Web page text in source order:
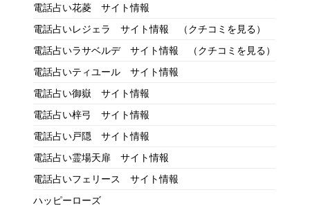
電話占い花菱 サイト情報
電話占いレジェラ サイト情報
（クチコミを見る）
電話占いラサベルデ サイト情報
（クチコミを見る）
電話占いティユール サイト情報
電話占い御嶽 サイト情報
電話占い梓弓 サイト情報
電話占い戸隠 サイト情報
電話占い霊場天扉 サイト情報
電話占いフェリース サイト情報
ハッピーローズ